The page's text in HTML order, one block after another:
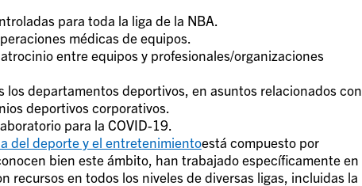
para toda la liga de la NBA.
médicas de equipos.
entre equipos y profesionales/organizaciones
departamentos deportivos, en asuntos relacionados con
deportivos corporativos.
para la COVID-19.
del deporte y el entretenimientoestá compuesto por
bien este ámbito, han trabajado específicamente en
recursos en todos los niveles de diversas ligas, incluidas la